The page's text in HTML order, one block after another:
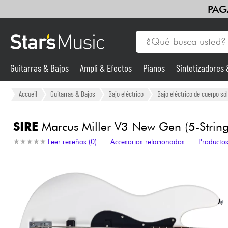
Guitarras & Bajos
Sintetizadores & samplers
Luces
Guitarras & Bajos Ampli & Efectos Pianos Sintetizadores
Accueil Guitarras & Bajos Bajo eléctrico Bajo eléctrico de cuerpo
SIRE Marcus Miller V3 New Gen (5-
★ ★ ★ ★ ★
★ ★ ★ ★ ★ Leer reseñas (0) Accesorios relacionados